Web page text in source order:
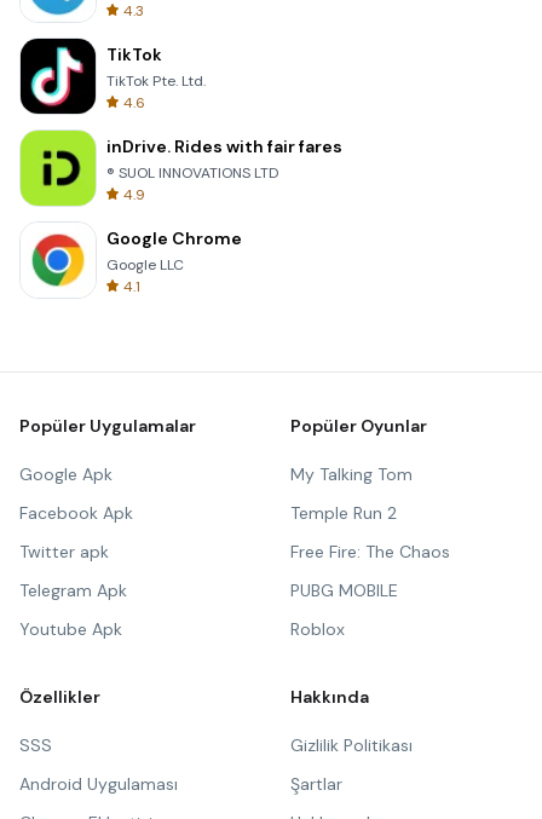
4.3
TikTok
TikTok Pte. Ltd.
4.6
inDrive. Rides with fair fares
® SUOL INNOVATIONS LTD
4.9
Google Chrome
Google LLC
4.1
Popüler Uygulamalar
Google Apk
Facebook Apk
Twitter apk
Telegram Apk
Youtube Apk
Popüler Oyunlar
My Talking Tom
Temple Run 2
Free Fire: The Chaos
PUBG MOBILE
Roblox
Özellikler
SSS
Android Uygulaması
Hakkında
Gizlilik Politikası
Şartlar